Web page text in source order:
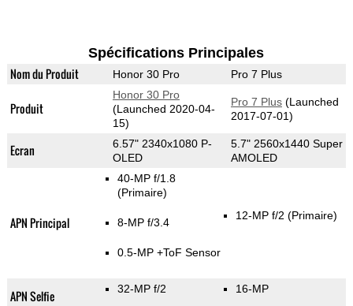
Spécifications Principales
Nom du Produit Honor 30 Pro Pro 7 Plus
Produit
Honor 30 Pro
(Launched 2020-04-
15)
Pro 7 Plus(Launched
2017-07-01)
Ecran
6.57" 2340x1080 P-
OLED
5.7" 2560x1440 Super
AMOLED
APN Principal
40-MP f/1.8
(Primaire)
8-MP f/3.4
0.5-MP +ToF Sensor
12-MP f/2 (Primaire)
APN Selfie 32-MP f/2 16-MP